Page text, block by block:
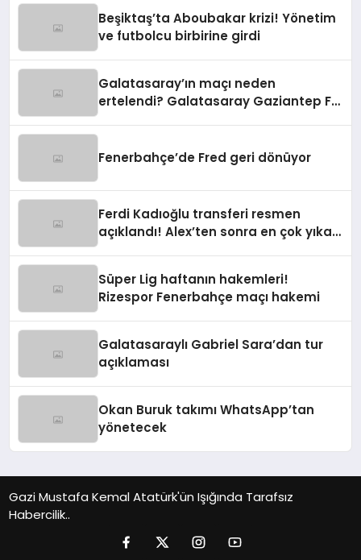
Beşiktaş’ta Aboubakar krizi! Yönetim
ve futbolcu birbirine girdi
Galatasaray’ın maçı neden
ertelendi? Galatasaray Gaziantep FK
Fenerbahçe’de Fred geri dönüyor
Ferdi Kadıoğlu transferi resmen
açıklandı! Alex’ten sonra en çok yıkan
Süper Lig haftanın hakemleri!
Rizespor Fenerbahçe maçı hakemi
Galatasaraylı Gabriel Sara’dan tur
açıklaması
Okan Buruk takımı WhatsApp’tan
yönetecek
Gazi Mustafa Kemal Atatürk'ün Işığında Tarafsız
Habercilik..